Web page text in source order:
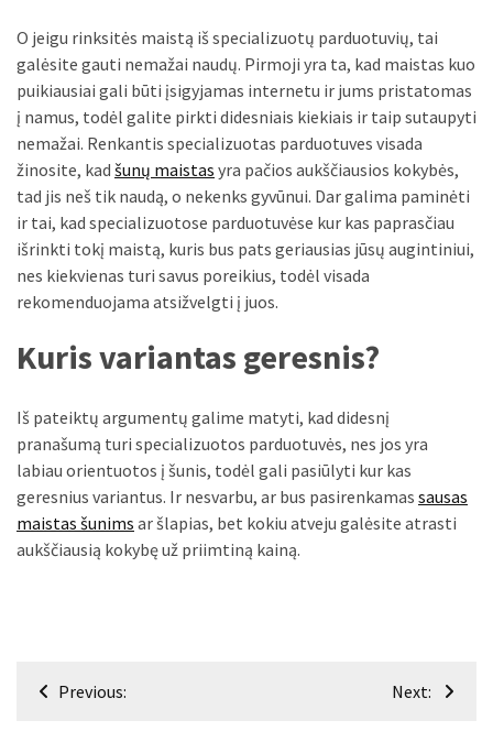
Namai
(38)
Įdomybės
(28)
Verslas
(20)
LAISVALAIKIS
Auto
Uncategorized
(12)
Ekologija
(6)
O jeigu rinksitės maistą iš specializuotų parduotuvių, tai
galėsite gauti nemažai naudų. Pirmoji yra ta, kad maistas kuo
puikiausiai gali būti įsigyjamas internetu ir jums pristatomas
į namus, todėl galite pirkti didesniais kiekiais ir taip sutaupyti
nemažai. Renkantis specializuotas parduotuves visada
žinosite, kad šunų maistas yra pačios aukščiausios kokybės,
tad jis neš tik naudą, o nekenks gyvūnui. Dar galima paminėti
ir tai, kad specializuotose parduotuvėse kur kas paprasčiau
išrinkti tokį maistą, kuris bus pats geriausias jūsų augintiniui,
nes kiekvienas turi savus poreikius, todėl visada
rekomenduojama atsižvelgti į juos.
Kuris variantas geresnis?
Iš pateiktų argumentų galime matyti, kad didesnį
pranašumą turi specializuotos parduotuvės, nes jos yra
labiau orientuotos į šunis, todėl gali pasiūlyti kur kas
geresnius variantus. Ir nesvarbu, ar bus pasirenkamas sausas
maistas šunims ar šlapias, bet kokiu atveju galėsite atrasti
aukščiausią kokybę už priimtiną kainą.
Navigacija
Previous: Next: